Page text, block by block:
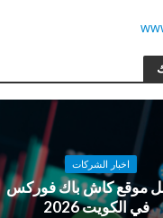
اخبار الشركات
موقع كاش باك فوركس
في الكويت 2026